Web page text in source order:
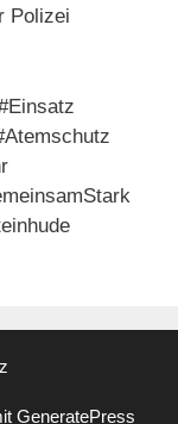
Polizei
GeneratePress